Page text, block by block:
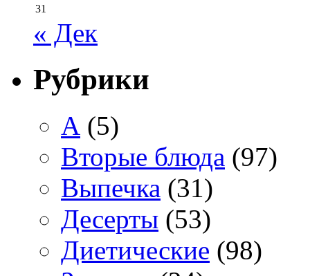
31
« Дек
Рубрики
А (5)
Вторые блюда (97)
Выпечка (31)
Десерты (53)
Диетические (98)